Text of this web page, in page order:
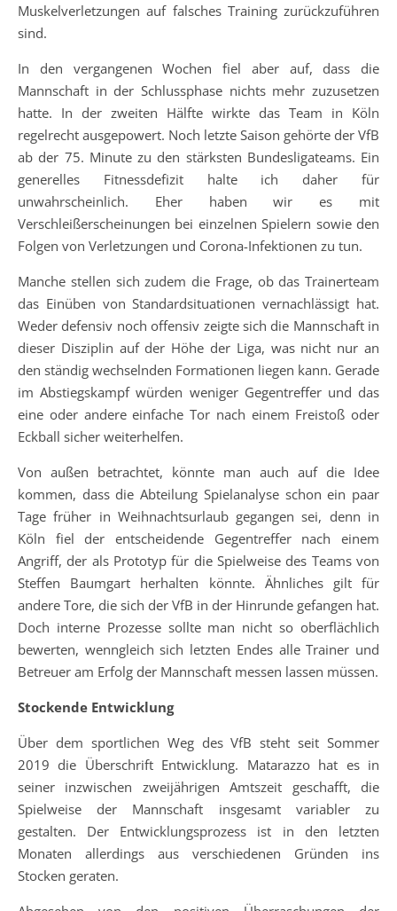
Muskelverletzungen auf falsches Training zurückzuführen
sind.
In den vergangenen Wochen fiel aber auf, dass die
Mannschaft in der Schlussphase nichts mehr zuzusetzen
hatte. In der zweiten Hälfte wirkte das Team in Köln
regelrecht ausgepowert. Noch letzte Saison gehörte der VfB
ab der 75. Minute zu den stärksten Bundesligateams. Ein
generelles Fitnessdefizit halte ich daher für
unwahrscheinlich. Eher haben wir es mit
Verschleißerscheinungen bei einzelnen Spielern sowie den
Folgen von Verletzungen und Corona-Infektionen zu tun.
Manche stellen sich zudem die Frage, ob das Trainerteam
das Einüben von Standardsituationen vernachlässigt hat.
Weder defensiv noch offensiv zeigte sich die Mannschaft in
dieser Disziplin auf der Höhe der Liga, was nicht nur an
den ständig wechselnden Formationen liegen kann. Gerade
im Abstiegskampf würden weniger Gegentreffer und das
eine oder andere einfache Tor nach einem Freistoß oder
Eckball sicher weiterhelfen.
Von außen betrachtet, könnte man auch auf die Idee
kommen, dass die Abteilung Spielanalyse schon ein paar
Tage früher in Weihnachtsurlaub gegangen sei, denn in
Köln fiel der entscheidende Gegentreffer nach einem
Angriff, der als Prototyp für die Spielweise des Teams von
Steffen Baumgart herhalten könnte. Ähnliches gilt für
andere Tore, die sich der VfB in der Hinrunde gefangen hat.
Doch interne Prozesse sollte man nicht so oberflächlich
bewerten, wenngleich sich letzten Endes alle Trainer und
Betreuer am Erfolg der Mannschaft messen lassen müssen.
Stockende Entwicklung
Über dem sportlichen Weg des VfB steht seit Sommer
2019 die Überschrift Entwicklung. Matarazzo hat es in
seiner inzwischen zweijährigen Amtszeit geschafft, die
Spielweise der Mannschaft insgesamt variabler zu
gestalten. Der Entwicklungsprozess ist in den letzten
Monaten allerdings aus verschiedenen Gründen ins
Stocken geraten.